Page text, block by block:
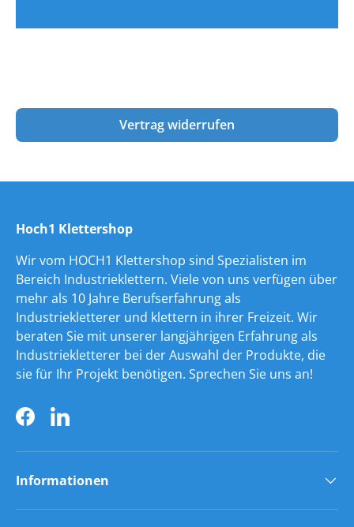
Vertrag widerrufen
Hoch1 Klettershop
Wir vom HOCH1 Klettershop sind Spezialisten im
Bereich Industrieklettern. Viele von uns verfügen über
mehr als 10 Jahre Berufserfahrung als
Industriekletterer und klettern in ihrer Freizeit. Wir
beraten Sie mit unserer langjährigen Erfahrung als
Industriekletterer bei der Auswahl der Produkte, die
sie für Ihr Projekt benötigen. Sprechen Sie uns an!
FacebookLinkedIn
Informationen